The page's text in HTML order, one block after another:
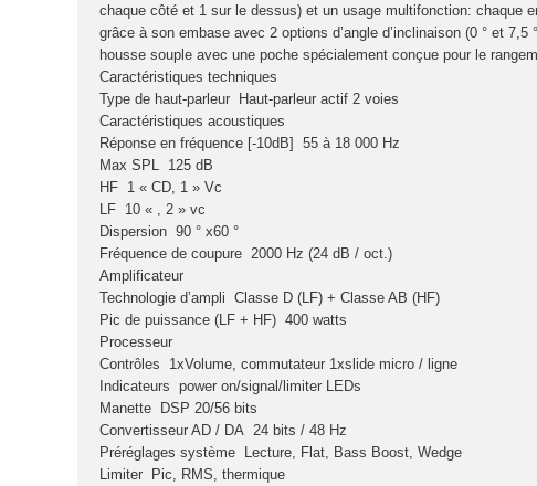
chaque côté et 1 sur le dessus) et un usage multifonction: chaque
grâce à son embase avec 2 options d’angle d’inclinaison (0 ° et
housse souple avec une poche spécialement conçue pour le
Caractéristiques techniques
Type de haut-parleur Haut-parleur actif 2 voies
Caractéristiques acoustiques
Réponse en fréquence [-10dB] 55 à 18 000 Hz
Max SPL 125 dB
HF 1 « CD, 1 » Vc
LF 10 « , 2 » vc
Dispersion 90 ° x60 °
Fréquence de coupure 2000 Hz (24 dB / oct.)
Amplificateur
Technologie d’ampli Classe D (LF) + Classe AB (HF)
Pic de puissance (LF + HF) 400 watts
Processeur
Contrôles 1xVolume, commutateur 1xslide micro / ligne
Indicateurs power on/signal/limiter LEDs
Manette DSP 20/56 bits
Convertisseur AD / DA 24 bits / 48 Hz
Préréglages système Lecture, Flat, Bass Boost, Wedge
Limiter Pic, RMS, thermique